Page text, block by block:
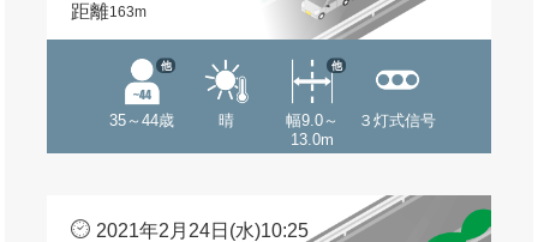
距離163m
35～44歳
他
晴
幅9.0～
13.0m
他
３灯式信号
2021年2月24日(水)10:25